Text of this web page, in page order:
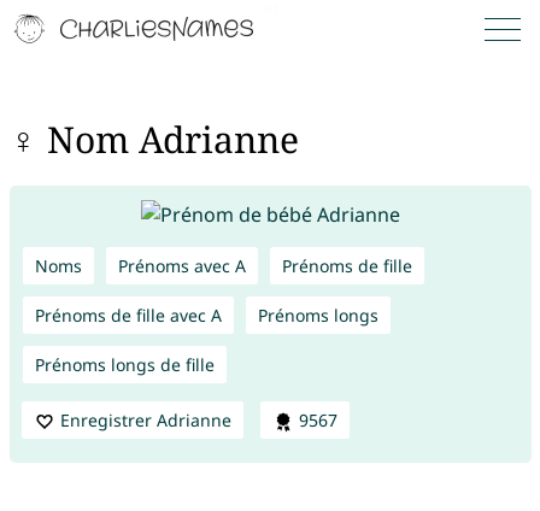
♀ Nom Adrianne
Noms Prénoms avec A Prénoms de fille
Prénoms de fille avec A Prénoms longs
Prénoms longs de fille
Enregistrer Adrianne 9567